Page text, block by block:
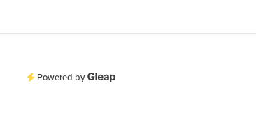
Powered by